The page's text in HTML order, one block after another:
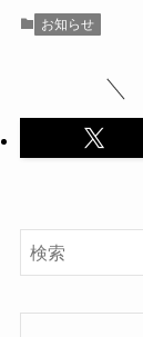
お知らせ